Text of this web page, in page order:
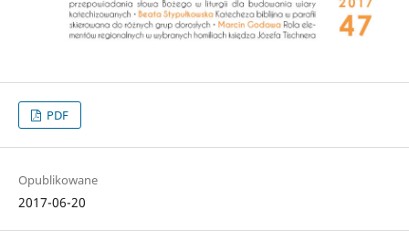
PDF
Opublikowane
2017-06-20